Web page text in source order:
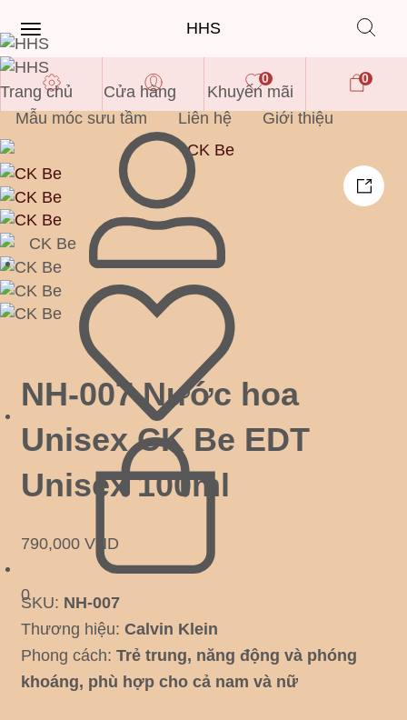
Trang chủ Cửa hàng
Khuyến mãi
Mẫu móc sưu tầm
Liên hệ Giới thiệu
0
HHS
0 0
NH-007 Nước hoa
Unisex CK Be EDT
Unisex 100ml
790,000 VND
SKU: NH-007
Thương hiệu: Calvin Klein
Phong cách: Trẻ trung, năng động và phóng
khoáng, phù hợp cho cả nam và nữ